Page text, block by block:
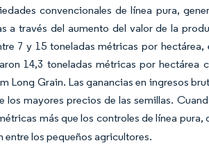
convencionales de línea pura,
a través del aumento del valor de la
7 y 15 toneladas métricas por
14,3 toneladas métricas por hectárea
Long Grain. Las ganancias en ingresos
los mayores precios de las semillas.
más que los controles de línea
entre los pequeños agricultores.